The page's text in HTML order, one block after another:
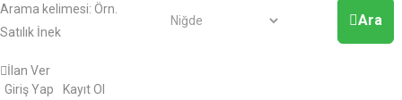
Arama kelimesi: Örn.
Satılık İnek
Ara
İlan Ver
Giriş Yap
Kayıt Ol